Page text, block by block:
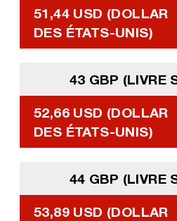
51,44 USD (DOLLAR
DES ÉTATS-UNIS)
43 GBP (LIVRE
52,66 USD (DOLLAR
DES ÉTATS-UNIS)
44 GBP (LIVRE
53,89 USD (DOLLAR